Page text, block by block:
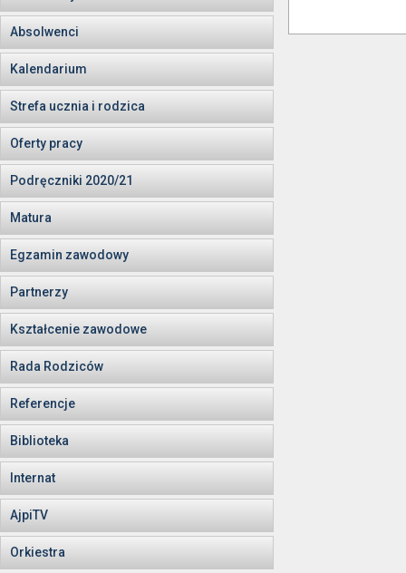
Absolwenci
Kalendarium
Strefa ucznia i rodzica
Oferty pracy
Podręczniki 2020/21
Matura
Egzamin zawodowy
Partnerzy
Kształcenie zawodowe
Rada Rodziców
Referencje
Biblioteka
Internat
AjpiTV
Orkiestra